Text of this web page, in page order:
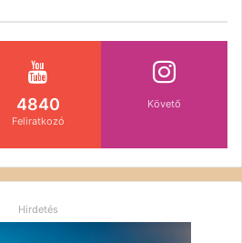
4840
Feliratkozó
Követő
Hirdetés